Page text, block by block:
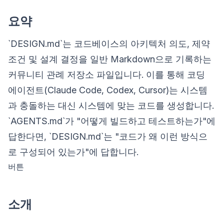
요약
`DESIGN.md`는 코드베이스의 아키텍처 의도, 제약
조건 및 설계 결정을 일반 Markdown으로 기록하는
커뮤니티 관례 저장소 파일입니다. 이를 통해 코딩
에이전트(Claude Code, Codex, Cursor)는 시스템
과 충돌하는 대신 시스템에 맞는 코드를 생성합니다.
`AGENTS.md`가 "어떻게 빌드하고 테스트하는가"에
답한다면, `DESIGN.md`는 "코드가 왜 이런 방식으
로 구성되어 있는가"에 답합니다.
버튼
소개